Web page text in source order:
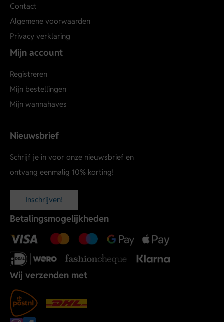
Contact
Algemene voorwaarden
Privacy verklaring
Mijn account
Registreren
Mijn bestellingen
Mijn wannahaves
Nieuwsbrief
Schrijf je in voor onze nieuwsbrief en
ontvang eenmalig 10% korting!
Inschrijven!
Betalingsmogelijkheden
Wij verzenden met